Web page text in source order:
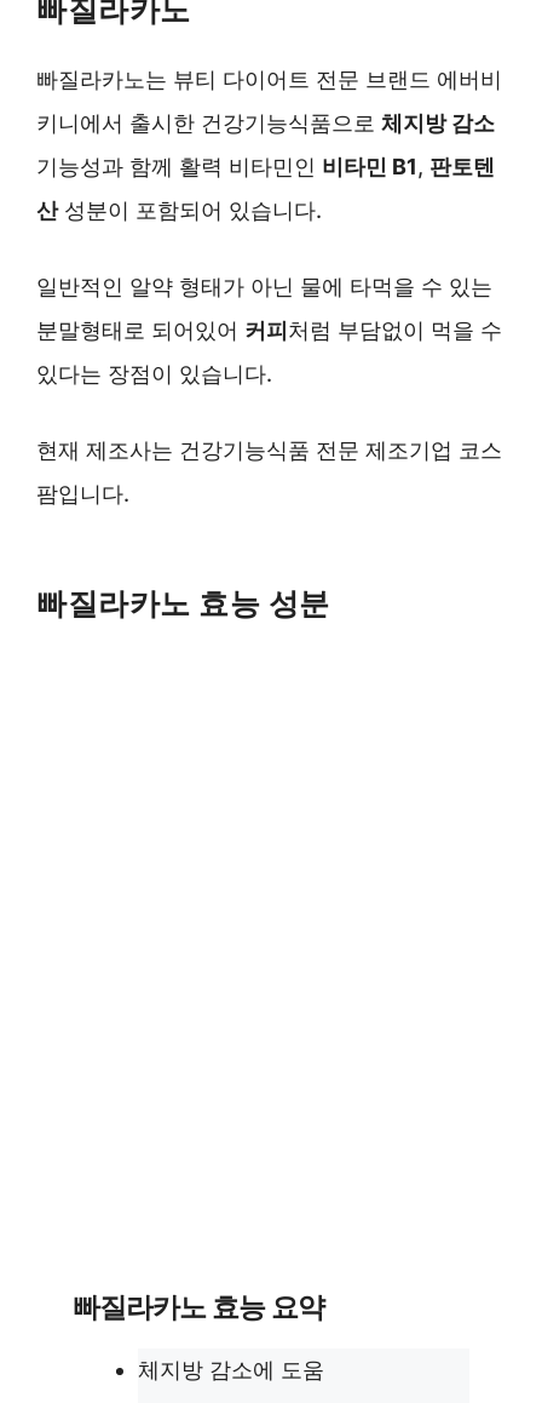
빠질라카노
빠질라카노는 뷰티 다이어트 전문 브랜드 에버비
키니에서 출시한 건강기능식품으로 체지방 감소
기능성과 함께 활력 비타민인 비타민 B1, 판토텐
산성분이 포함되어 있습니다.
일반적인 알약 형태가 아닌 물에 타먹을 수 있는
분말형태로 되어있어 커피 처럼 부담없이 먹을 수
있다는 장점이 있습니다.
현재 제조사는 건강기능식품 전문 제조기업 코스
팜입니다.
빠질라카노 효능 성분
빠질라카노 효능 요약
체지방 감소에 도움